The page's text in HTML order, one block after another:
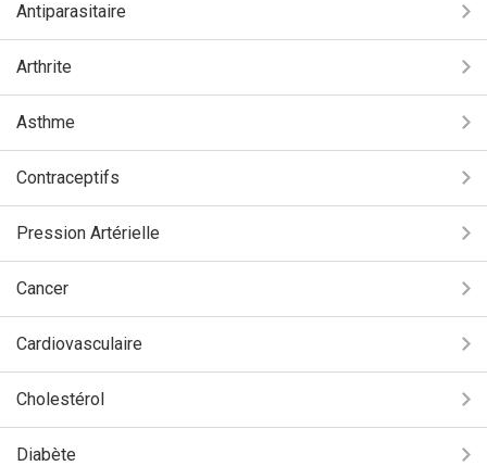
Antiparasitaire
Arthrite
Asthme
Contraceptifs
Pression Artérielle
Cancer
Cardiovasculaire
Cholestérol
Diabète